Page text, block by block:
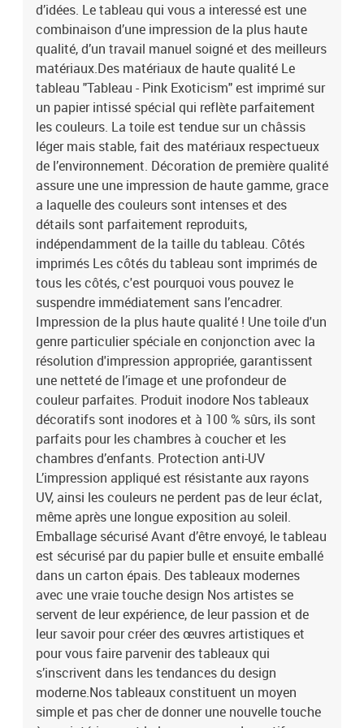
chaque goût. Notre offre comprend entre autres des natures
mortes, des paysages, des tableaux modernes pour le salon, des
tableaux abstraits, des reproductions de tableaux d’artistes
connus, des cartes du monde, des tableaux déco industrielle et
beaucoup d’autres.Le tableau est une décoration qui attire les
regards, indépendamment de la pièce dans laquelle il se trouve.
Parmi nos propositions, vous trouverez de grands tableaux pour le
salon, des tableaux majestueux pour les bureaux, des tableaux
apaisants pour les chambres à coucher, des tableaux qui
personnalisent l’intérieur et qui créent une ambiance unique, des
tableaux joyeux pour les chambres d’enfant, etc. Le tableau peut
également décorer les murs dans des endroits moins évidents
comme la cuisine, la salle de bains ou le couloir. Indépendamment
de la pièce où il se trouve, le tableau mural lui donnera un
caractère unique et créera une ambiance cosy pour tous les
habitants et invités. Le tableau est aussi un cadeau original pour
des occasions telles que :les anniversaires,le mariage comme
symbole d’une nouvelle vie,les pendaisons de crémaillère,Noël,la
Saint-Valentin,itp.Laissez le tableau "Tableau - Pink Exoticism"
changer votre maison et celles de vos proches ! Dimensions des
panneaux:100x50: 20x30 20x40 20x50 20x40 20x30200x100:
40x60 40x80 40x100 40x80 40x60
d’idées. Le tableau qui vous a interessé est une
combinaison d’une impression de la plus haute
qualité, d’un travail manuel soigné et des meilleurs
matériaux.Des matériaux de haute qualité Le
tableau "Tableau - Pink Exoticism" est imprimé sur
un papier intissé spécial qui reflète parfaitement
les couleurs. La toile est tendue sur un châssis
léger mais stable, fait des matériaux respectueux
de l’environnement. Décoration de première qualité
assure une une impression de haute gamme, grace
a laquelle des couleurs sont intenses et des
détails sont parfaitement reproduits,
indépendamment de la taille du tableau. Côtés
imprimés Les côtés du tableau sont imprimés de
tous les côtés, c'est pourquoi vous pouvez le
suspendre immédiatement sans l’encadrer.
Impression de la plus haute qualité ! Une toile d'un
genre particulier spéciale en conjonction avec la
résolution d'impression appropriée, garantissent
une netteté de l’image et une profondeur de
couleur parfaites. Produit inodore Nos tableaux
décoratifs sont inodores et à 100 % sûrs, ils sont
parfaits pour les chambres à coucher et les
chambres d’enfants. Protection anti-UV
L’impression appliqué est résistante aux rayons
UV, ainsi les couleurs ne perdent pas de leur éclat,
même après une longue exposition au soleil.
Emballage sécurisé Avant d’être envoyé, le tableau
est sécurisé par du papier bulle et ensuite emballé
dans un carton épais. Des tableaux modernes
avec une vraie touche design Nos artistes se
servent de leur expérience, de leur passion et de
leur savoir pour créer des œuvres artistiques et
pour vous faire parvenir des tableaux qui
s’inscrivent dans les tendances du design
moderne.Nos tableaux constituent un moyen
simple et pas cher de donner une nouvelle touche